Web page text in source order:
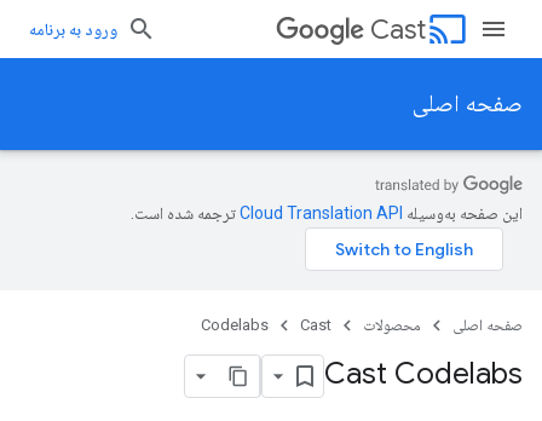
cast
Cast ورود به برنامه
صفحه اصلی
این صفحه به‌وسیله ترجمه شده است.
صفحه اصلی محصولات Cast
Codelabs
Cast Codelabs